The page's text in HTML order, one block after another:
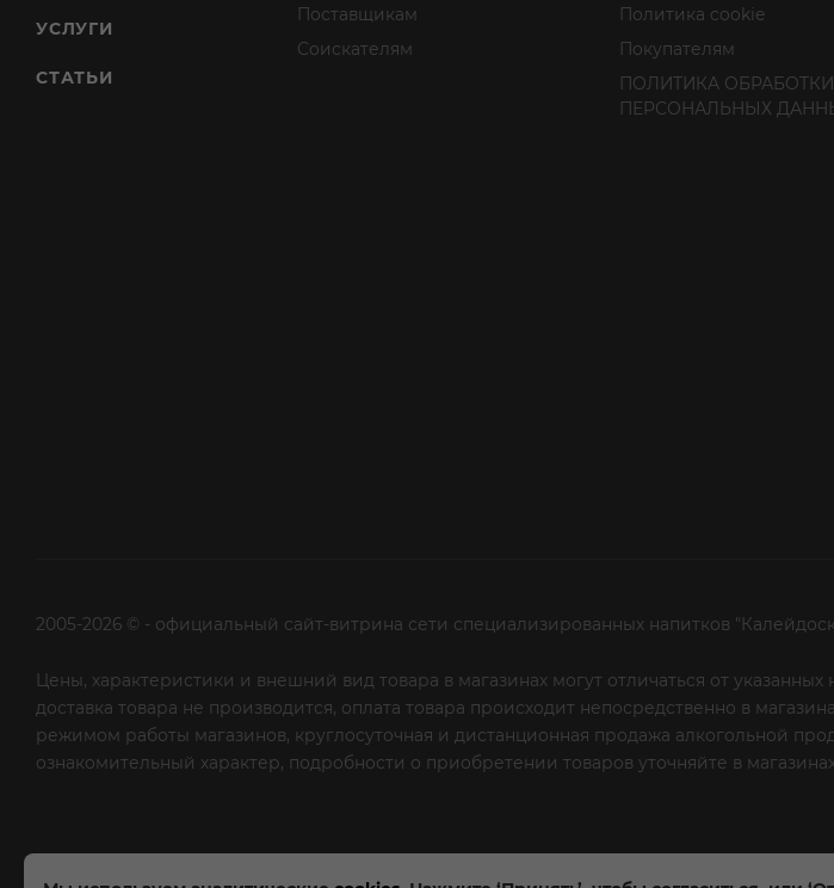
УСЛУГИ
СТАТЬИ
Поставщикам
Соискателям
Политика cookie
Покупателям
ПОЛИТИКА ОБРАБОТКИ
ПЕРСОНАЛЬНЫХ
2005-2026 © - официальный сайт-витрина сети специализированных напитков
Цены, характеристики и внешний вид товара в магазинах могут отличаться от
доставка товара не производится, оплата товара происходит непосредственно в
режимом работы магазинов, круглосуточная и дистанционная продажа алкогольной
ознакомительный характер, подробности о приобретении товаров уточняйте в